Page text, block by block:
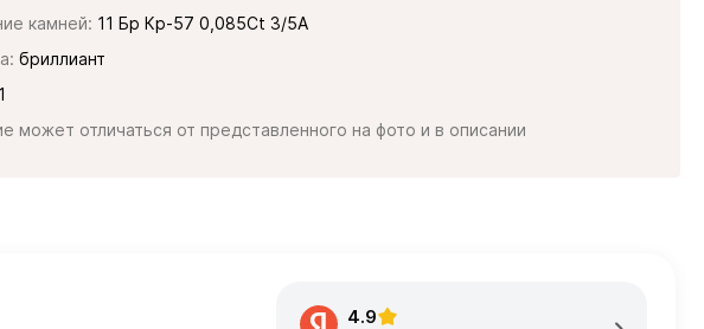
камней: 11 Бр Кр-57 0,085Ct 3/5А
бриллиант
может отличаться от представленного на фото и в описании
4.9